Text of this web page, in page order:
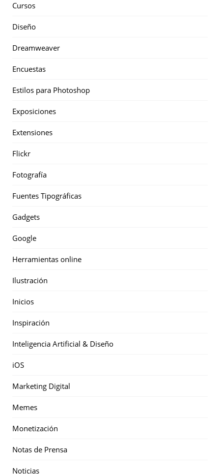
Cursos
Diseño
Dreamweaver
Encuestas
Estilos para Photoshop
Exposiciones
Extensiones
Flickr
Fotografía
Fuentes Tipográficas
Gadgets
Google
Herramientas online
Ilustración
Inicios
Inspiración
Inteligencia Artificial & Diseño
iOS
Marketing Digital
Memes
Monetización
Notas de Prensa
Noticias